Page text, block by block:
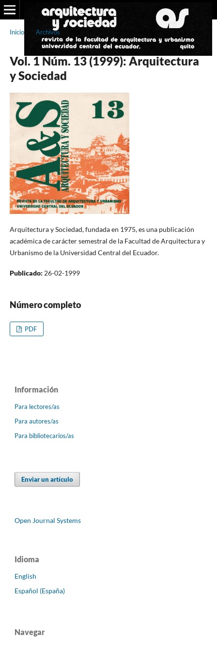
Inicio Archivos Vol. 1 Núm. 13 (1999): Arquitectura y Sociedad
Vol. 1 Núm. 13 (1999): Arquitectura
y Sociedad
Arquitectura y Sociedad, fundada en 1975, es una publicación
académica de carácter semestral de la Facultad de Arquitectura y
Urbanismo de la Universidad Central del Ecuador.
Publicado: 26-02-1999
Número completo
PDF
Información
Para lectores/as
Para autores/as
Para bibliotecarios/as
Enviar un artículo
Open Journal Systems
Idioma
English
Español (España)
Navegar